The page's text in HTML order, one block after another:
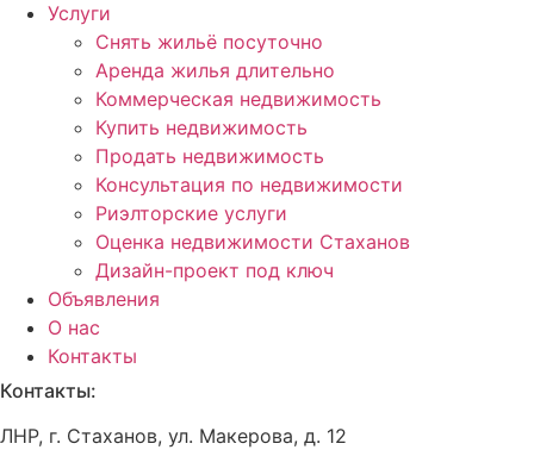
Услуги
Снять жильё посуточно
Аренда жилья длительно
Коммерческая недвижимость
Купить недвижимость
Продать недвижимость
Консультация по недвижимости
Риэлторские услуги
Оценка недвижимости Стаханов
Дизайн-проект под ключ
Объявления
О нас
Контакты
Контакты:
ЛНР, г. Стаханов, ул. Макерова, д. 12